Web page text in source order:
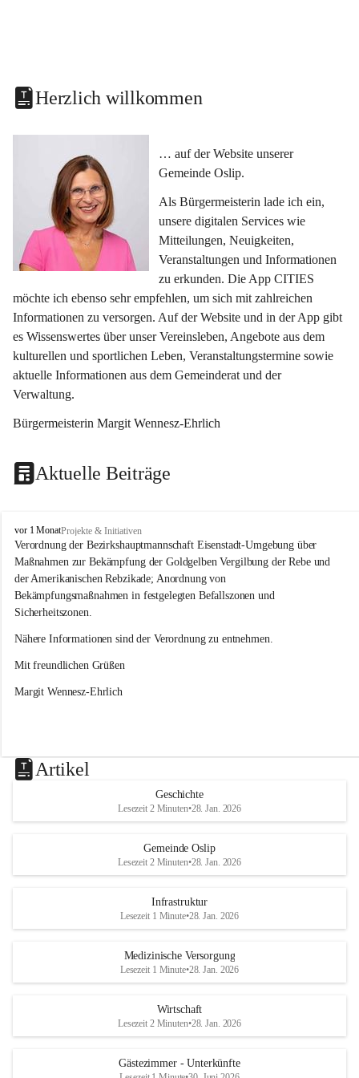
Herzlich willkommen
… auf der Website unserer
Gemeinde Oslip.
Als Bürgermeisterin lade ich ein,
unsere digitalen Services wie
Mitteilungen, Neuigkeiten,
Veranstaltungen und Informationen
zu erkunden. Die App CITIES
möchte ich ebenso sehr empfehlen, um sich mit zahlreichen
Informationen zu versorgen. Auf der Website und in der App gibt
es Wissenswertes über unser Vereinsleben, Angebote aus dem
kulturellen und sportlichen Leben, Veranstaltungstermine sowie
aktuelle Informationen aus dem Gemeinderat und der
Verwaltung.
Bürgermeisterin Margit Wennesz-Ehrlich
Aktuelle Beiträge
O
s
l
i
p
vor 1 MonatProjekte & Initiativen
Verordnung der Bezirkshauptmannschaft Eisenstadt-Umgebung über
Maßnahmen zur Bekämpfung der Goldgelben Vergilbung der Rebe und
der Amerikanischen Rebzikade; Anordnung von
Bekämpfungsmaßnahmen in festgelegten Befallszonen und
Sicherheitszonen.
Nähere Informationen sind der Verordnung zu entnehmen.
Mit freundlichen Grüßen
Margit Wennesz-Ehrlich
Artikel
Geschichte
Lesezeit 2 Minuten•28. Jan. 2026
Gemeinde Oslip
Lesezeit 2 Minuten•28. Jan. 2026
Infrastruktur
Lesezeit 1 Minute•28. Jan. 2026
Medizinische Versorgung
Lesezeit 1 Minute•28. Jan. 2026
Wirtschaft
Lesezeit 2 Minuten•28. Jan. 2026
Gästezimmer - Unterkünfte